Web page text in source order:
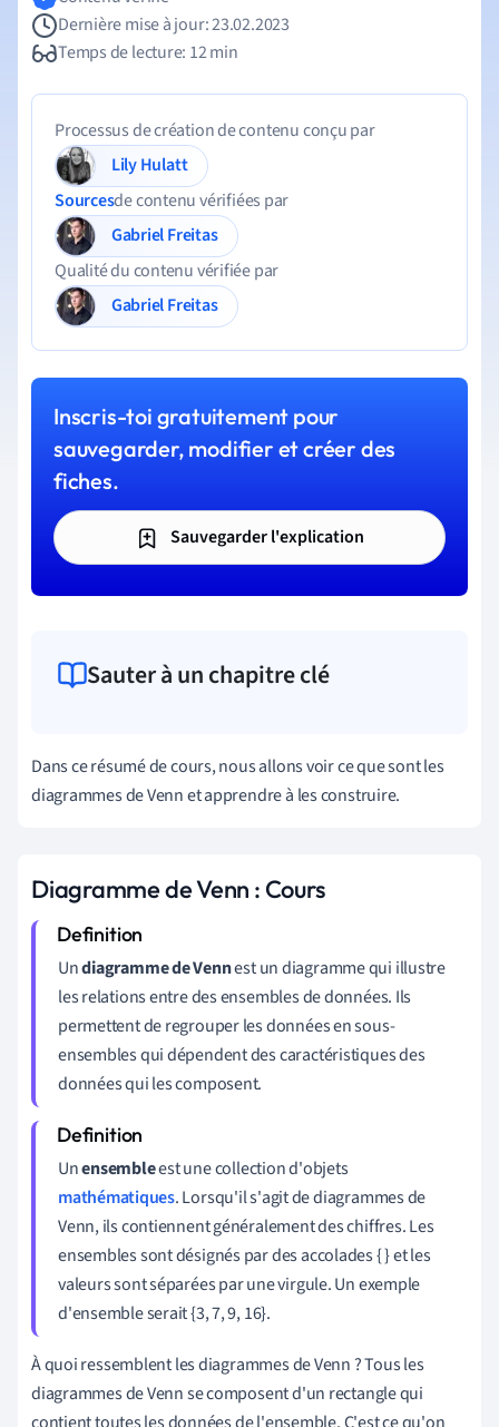
Dernière mise à jour: 23.02.2023
Temps de lecture: 12 min
Processus de création de contenu conçu par
Lily Hulatt
Sourcesde contenu vérifiées par
Gabriel Freitas
Qualité du contenu vérifiée par
Gabriel Freitas
Inscris-toi gratuitement pour
sauvegarder, modifier et créer des
fiches.
Sauvegarder l'explication
Sauter à un chapitre clé
Dans ce résumé de cours, nous allons voir ce que sont les
diagrammes de Venn et apprendre à les construire.
Diagramme de Venn : Cours
Undiagramme de Vennest un diagramme qui illustre
les relations entre des ensembles de données. Ils
permettent de regrouper les données en sous-
ensembles qui dépendent des caractéristiques des
données qui les composent.
Unensembleest une collection d'objets
mathématiques. Lorsqu'il s'agit de diagrammes de
Venn, ils contiennent généralement des chiffres. Les
ensembles sont désignés par des accolades { } et les
valeurs sont séparées par une virgule. Un exemple
d'ensemble serait {3, 7, 9, 16}.
À quoi ressemblent les diagrammes de Venn ? Tous les
diagrammes de Venn se composent d'un rectangle qui
contient toutes les données de l'ensemble. C'est ce qu'on